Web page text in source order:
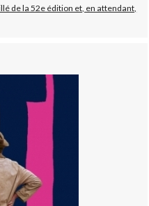
de la 52e édition et, en attendant,